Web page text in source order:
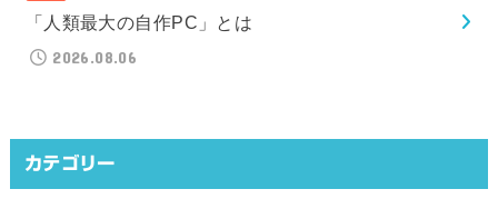
「人類最大の自作PC」とは
2026.08.06
カテゴリー